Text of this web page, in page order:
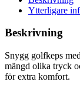
Ytterligare
Beskrivning
Snygg golfkeps
mängd olika tryck
för extra komfort.